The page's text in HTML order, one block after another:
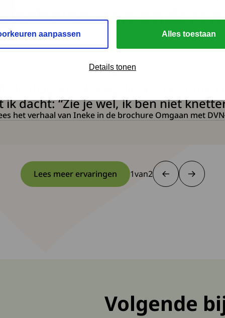
aanpassen Alles toestaan
Details tonen
Verhalen van anderen
ik dacht: “Zie je wel, ik ben niet
het verhaal van Ineke in de brochure Omgaan met DVN
1 van 2
1van2
Lees meer ervaringen
Volgende